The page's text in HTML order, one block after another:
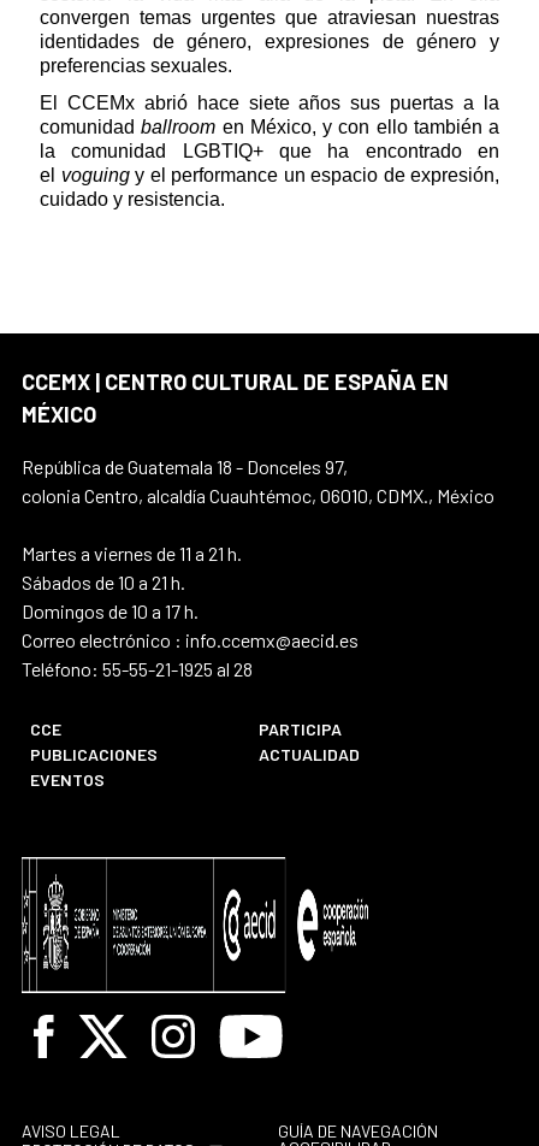
convergen temas urgentes que atraviesan nuestras
identidades de género, expresiones de género y
preferencias sexuales.
El CCEMx abrió hace siete años sus puertas a la
comunidadballroom en México, y con ello también a
la comunidad LGBTIQ+ que ha encontrado en
el voguingy el performance un espacio de expresión,
cuidado y resistencia.
CCEMX | CENTRO CULTURAL DE ESPAÑA EN
MÉXICO
República de Guatemala 18 - Donceles 97,
colonia Centro, alcaldía Cuauhtémoc, 06010, CDMX., México
Martes a viernes de 11 a 21 h.
Sábados de 10 a 21 h.
Domingos de 10 a 17 h.
Correo electrónico : info.ccemx@aecid.es
Teléfono: 55-55-21-1925 al 28
CCE
PARTICIPA
PUBLICACIONES
ACTUALIDAD
EVENTOS
Facebook
X InstagramYoutube
AVISO LEGAL
GUÍA DE NAVEGACIÓN